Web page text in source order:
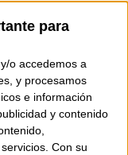
para
o accedemos a
y procesamos
e información
y contenido
Con su
de la marca